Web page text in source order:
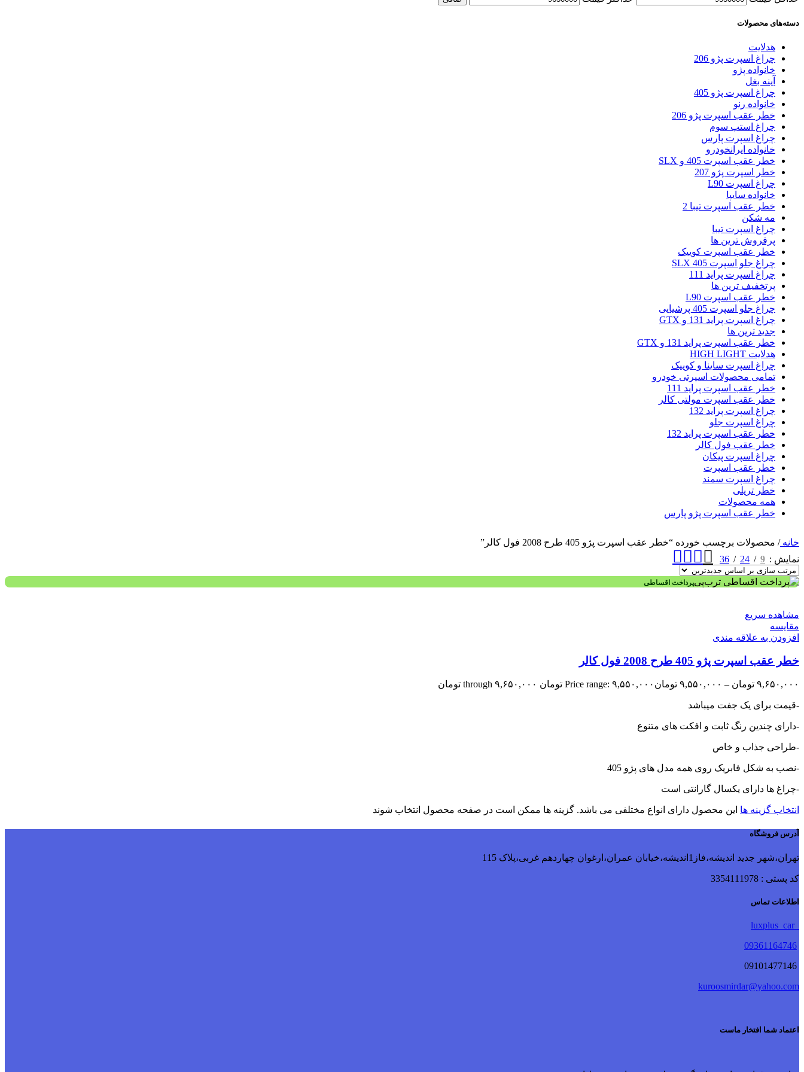
دسته‌های محصولات
هدلایت
چراغ اسپرت پژو 206
خانواده پژو
آینه بغل
چراغ اسپرت پژو 405
خانواده رنو
خطر عقب اسپرت پژو 206
چراغ استپ سوم
چراغ اسپرت پارس
خانواده ایرانخودرو
خطر عقب اسپرت 405 و SLX
خطر اسپرت پژو 207
چراغ اسپرت L90
خانواده سایپا
خطر عقب اسپرت تیبا 2
مه شکن
چراغ اسپرت تیبا
پرفروش ترین ها
خطر عقب اسپرت کوییک
چراغ جلو اسپرت 405 SLX
چراغ اسپرت پراید 111
پرتخفیف ترین ها
خطر عقب اسپرت L90
چراغ جلو اسپرت 405 پرشیایی
چراغ اسپرت پراید 131 و GTX
جدید ترین ها
خطر عقب اسپرت پراید 131 و GTX
هدلایت HIGH LIGHT
چراغ اسپرت ساینا و کوییک
تمامی محصولات اسپرتی خودرو
خطر عقب اسپرت پراید 111
خطر عقب اسپرت مولتی کالر
چراغ اسپرت پراید 132
چراغ اسپرت جلو
خطر عقب اسپرت پراید 132
خطر عقب فول کالر
چراغ اسپرت پیکان
خطر عقب اسپرت
چراغ اسپرت سمند
خطر تریلی
همه محصولات
خطر عقب اسپرت پژو پارس
خانه/ محصولات برچسب خورده “خطر عقب اسپرت پژو 405 طرح 2008 فول کالر”
نمایش
9
24
36
پرداخت اقساطی
مشاهده سریع
مقایسه
افزودن به علاقه مندی
خطر عقب اسپرت پژو 405 طرح 2008 فول کالر
۹,۶۵۰,۰۰۰ تومان – ۹,۵۵۰,۰۰۰ تومان Price range: ۹,۵۵۰,۰۰۰ تومان through ۹,۶۵۰,۰۰۰ تومان
-قیمت برای یک جفت میباشد
-دارای چندین رنگ ثابت و افکت های متنوع
-طراحی جذاب و خاص
-نصب به شکل فابریک روی همه مدل های پژو 405
-چراغ ها دارای یکسال گارانتی است
انتخاب گزینه ها این محصول دارای انواع مختلفی می باشد. گزینه ها ممکن است در صفحه محصول انتخاب شوند
آدرس فروشگاه
تهران،شهر جدید اندیشه،فاز1اندیشه،خیابان عمران،ارغوان چهاردهم غربی،پلاک 115
کد پستی : 3354111978
اطلاعات تماس
09361164746
kuroosmirdar@yahoo.com
اعتماد شما افتخار ماست